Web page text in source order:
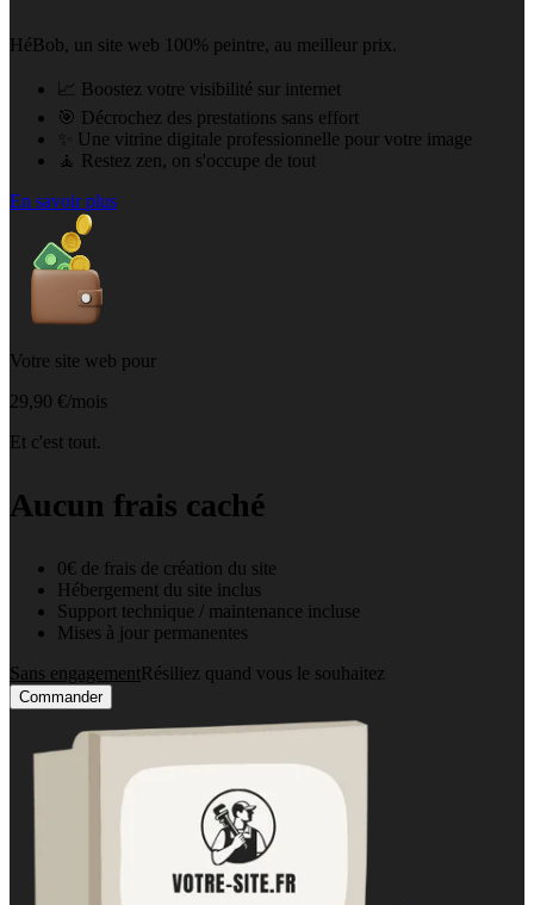
HéBob, un site web 100% peintre, au meilleur prix.
📈 Boostez votre visibilité sur internet
🎯 Décrochez des prestations sans effort
✨ Une vitrine digitale professionnelle pour votre image
🧘 Restez zen, on s'occupe de tout
En savoir plus
Votre site web pour
29,90 €/mois
Et c'est tout.
Aucun frais caché
0€ de frais de création du site
Hébergement du site inclus
Support technique / maintenance incluse
Mises à jour permanentes
Sans engagementRésiliez quand vous le souhaitez
Commander